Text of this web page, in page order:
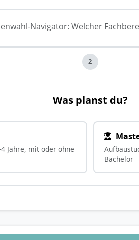
Navigator: Welcher
2
Was planst du?
Jahre, mit oder ohne
Bachelor